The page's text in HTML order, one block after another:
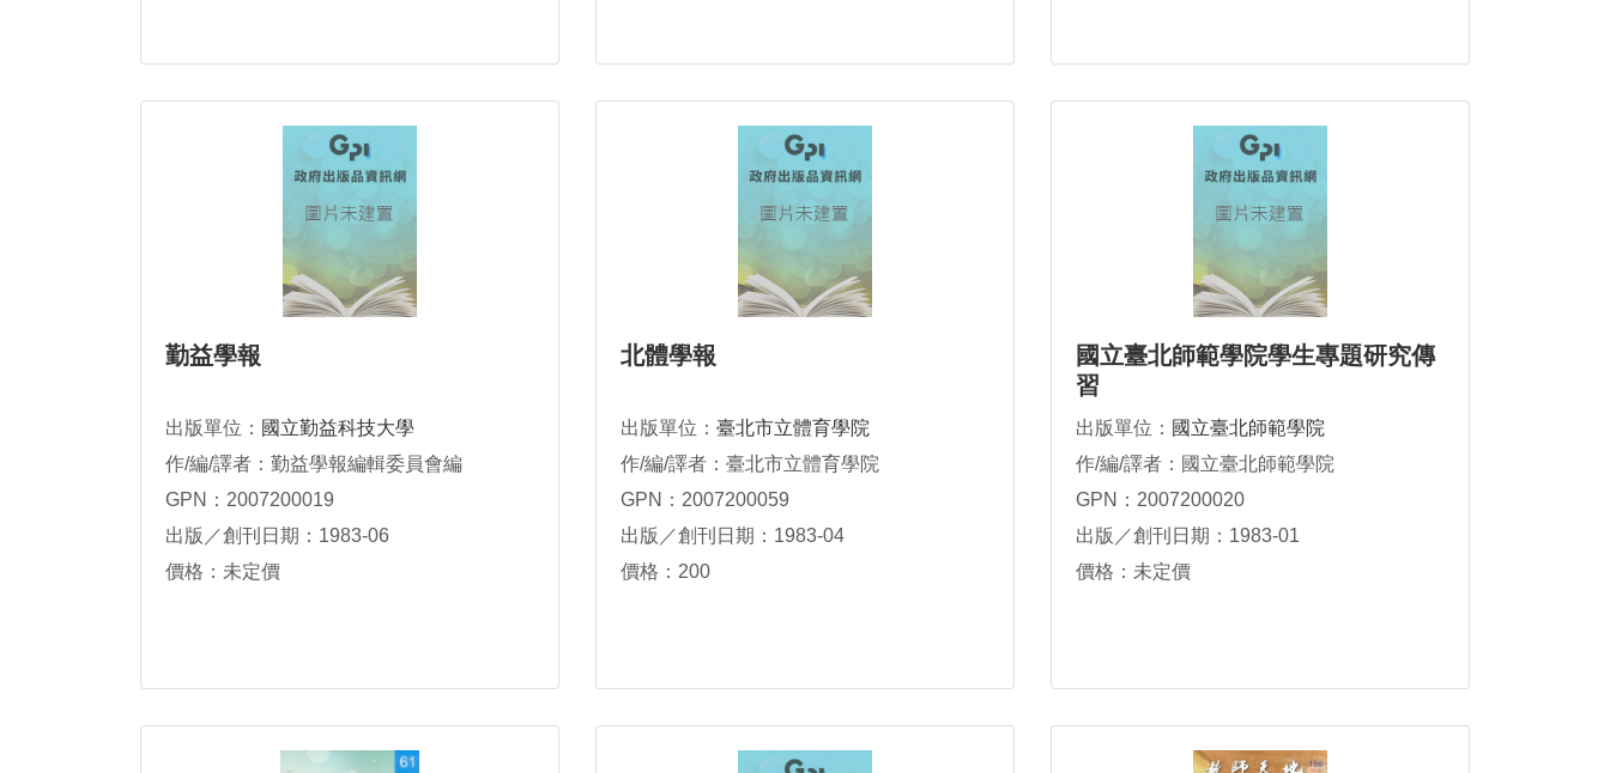
勤益學報
出版單位： 國立勤益科技大學
作/編/譯者：勤益學報編輯委員會編
GPN：2007200019
出版／創刊日期：1983-06
價格：未定價
北體學報
出版單位： 臺北市立體育學院
作/編/譯者：臺北市立體育學院
GPN：2007200059
出版／創刊日期：1983-04
價格：200
國立臺北師範學院學生專題研究傳
習
出版單位： 國立臺北師範學院
作/編/譯者：國立臺北師範學院
GPN：2007200020
出版／創刊日期：1983-01
價格：未定價